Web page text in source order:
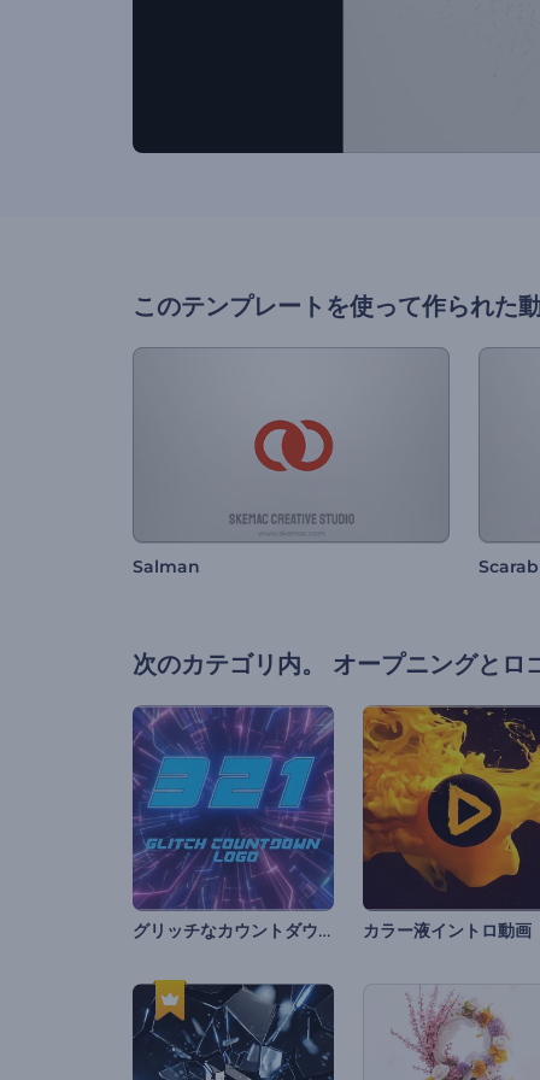
このテンプレートを使って作られた
Salman Scarab
次のカテゴリ内。 オープニングとロ
グリッチなカウントダウンのロゴ カラー液イントロ動画